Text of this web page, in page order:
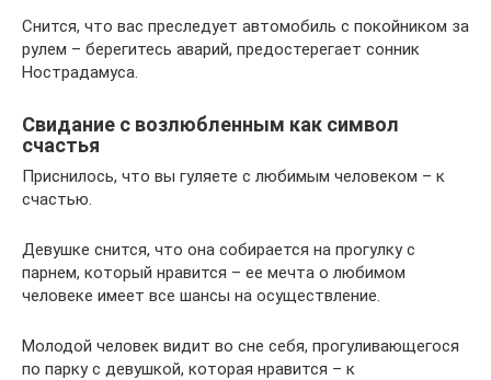
Снится, что вас преследует автомобиль с покойником за
рулем – берегитесь аварий, предостерегает сонник
Нострадамуса.
Свидание с возлюбленным как символ
счастья
Приснилось, что вы гуляете с любимым человеком – к
счастью.
Девушке снится, что она собирается на прогулку с
парнем, который нравится – ее мечта о любимом
человеке имеет все шансы на осуществление.
Молодой человек видит во сне себя, прогуливающегося
по парку с девушкой, которая нравится – к